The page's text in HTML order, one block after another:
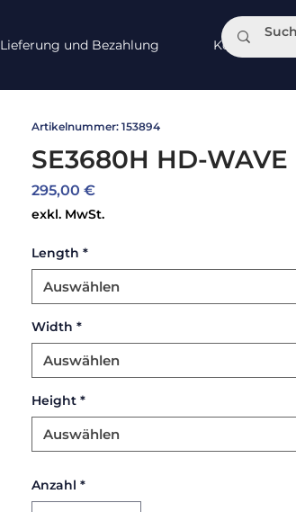
Lieferung und Bezahlung Kontakt
Artikelnummer: 153894
SE3680H HD-WAVE
295,00 €Preis
exkl. MwSt.
Length *
Auswählen
Width *
Auswählen
Height *
Auswählen
Anzahl *